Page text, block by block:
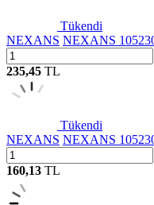
Tükendi
NEXANS NEXANS
235,45 TL
Tükendi
NEXANS NEXANS
160,13 TL